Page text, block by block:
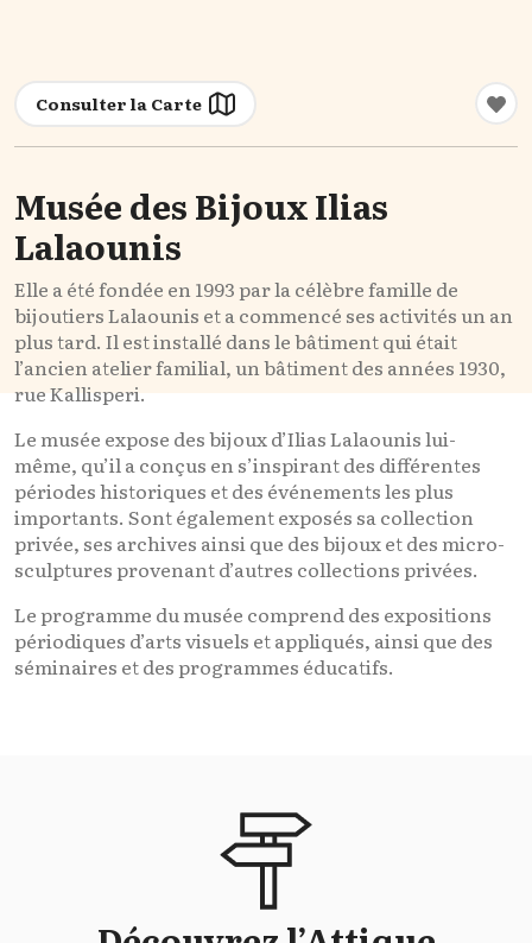
Consulter la Carte
Musée des Bijoux Ilias
Lalaounis
Elle a été fondée en 1993 par la célèbre famille de
bijoutiers Lalaounis et a commencé ses activités un an
plus tard. Il est installé dans le bâtiment qui était
l’ancien atelier familial, un bâtiment des années 1930,
rue Kallisperi.
Le musée expose des bijoux d’Ilias Lalaounis lui-
même, qu’il a conçus en s’inspirant des différentes
périodes historiques et des événements les plus
importants. Sont également exposés sa collection
privée, ses archives ainsi que des bijoux et des micro-
sculptures provenant d’autres collections privées.
Le programme du musée comprend des expositions
périodiques d’arts visuels et appliqués, ainsi que des
séminaires et des programmes éducatifs.